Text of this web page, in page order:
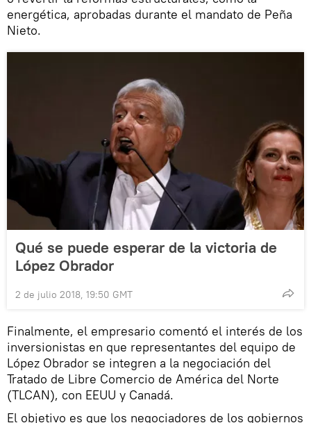
energética, aprobadas durante el mandato de Peña
Nieto.
Qué se puede esperar de la victoria de
López Obrador
2 de julio 2018, 19:50 GMT
Finalmente, el empresario comentó el interés de los
inversionistas en que representantes del equipo de
López Obrador se integren a la negociación del
Tratado de Libre Comercio de América del Norte
(TLCAN), con EEUU y Canadá.
El objetivo es que los negociadores de los gobiernos